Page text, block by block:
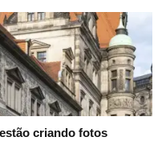
criando fotos